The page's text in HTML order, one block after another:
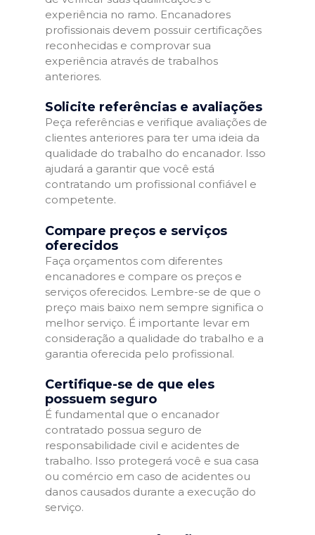
experiência no ramo. Encanadores
profissionais devem possuir certificações
reconhecidas e comprovar sua
experiência através de trabalhos
anteriores.
Solicite referências e avaliações
Peça referências e verifique avaliações de
clientes anteriores para ter uma ideia da
qualidade do trabalho do encanador. Isso
ajudará a garantir que você está
contratando um profissional confiável e
competente.
Compare preços e serviços
oferecidos
Faça orçamentos com diferentes
encanadores e compare os preços e
serviços oferecidos. Lembre-se de que o
preço mais baixo nem sempre significa o
melhor serviço. É importante levar em
consideração a qualidade do trabalho e a
garantia oferecida pelo profissional.
Certifique-se de que eles
possuem seguro
É fundamental que o encanador
contratado possua seguro de
responsabilidade civil e acidentes de
trabalho. Isso protegerá você e sua casa
ou comércio em caso de acidentes ou
danos causados durante a execução do
serviço.